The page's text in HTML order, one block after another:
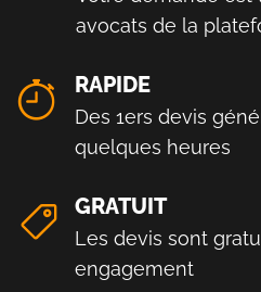
avocats de la
RAPIDE
Des 1ers devis
quelques heures
GRATUIT
Les devis sont
engagement